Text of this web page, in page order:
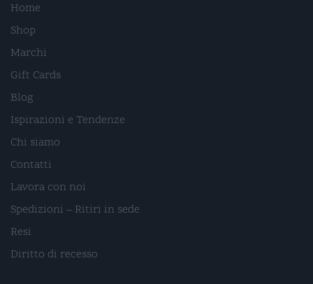
Home
Shop
Marchi
Gift Cards
Blog
Ispirazioni e Tendenze
Chi siamo
Contatti
Lavora con noi
Spedizioni – Ritiri in sede
Resi
Diritto di recesso